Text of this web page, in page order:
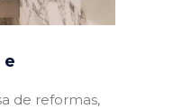
e
de reformas,